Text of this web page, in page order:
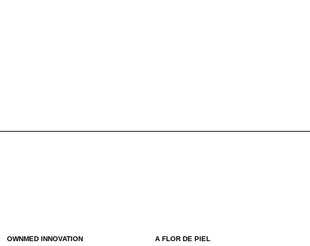
OWNMED INNOVATION A FLOR DE PIEL